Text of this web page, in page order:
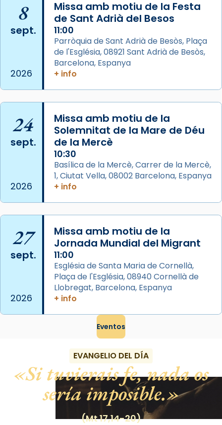
concelebrat el bisbe auxiliar de Barcelona,
Mons. David Abadías.
📸 Dr. G. Simón
View on Facebook ·
Arquebisbat de Barcelona
Memòria de les santes Juliana i
Semproniana, verges i màrtirs.
Acompanyant la història de sant Cugat, a
partir de l’Edat Mitjana sorgeix la tradició
que les santes Juliana (“relatiu a Júlia”) i
que les santes són filles de l’antiga Iluro.
Mataró en reivindicarà les relíq
...Ver más
View on Facebook · Share
8
sept.
2026
Missa amb motiu de la Festa
de Sant Adrià del Besos
11:00
Parròquia de Sant Adrià de Besòs, Plaça
de l'Església, 08921 Sant Adrià de Besòs,
Barcelona, Espanya
+ info
24
sept.
2026
Missa amb motiu de la
Solemnitat de la Mare de Déu
de la Mercè
10:30
Basílica de la Mercè, Carrer de la Mercè,
1, Ciutat Vella, 08002 Barcelona, Espanya
+ info
27
sept.
2026
Missa amb motiu de la
Jornada Mundial del Migrant
11:00
Església de Santa Maria de Cornellà,
Plaça de l'Església, 08940 Cornellà de
Llobregat, Barcelona, Espanya
+ info
Eventos
EVANGELIO DEL DÍA
Si tuvierais fe, nada os
sería imposible.
(Mt 17,14-20)